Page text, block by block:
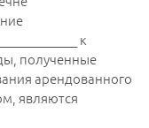
к
полученные
арендованного
являются